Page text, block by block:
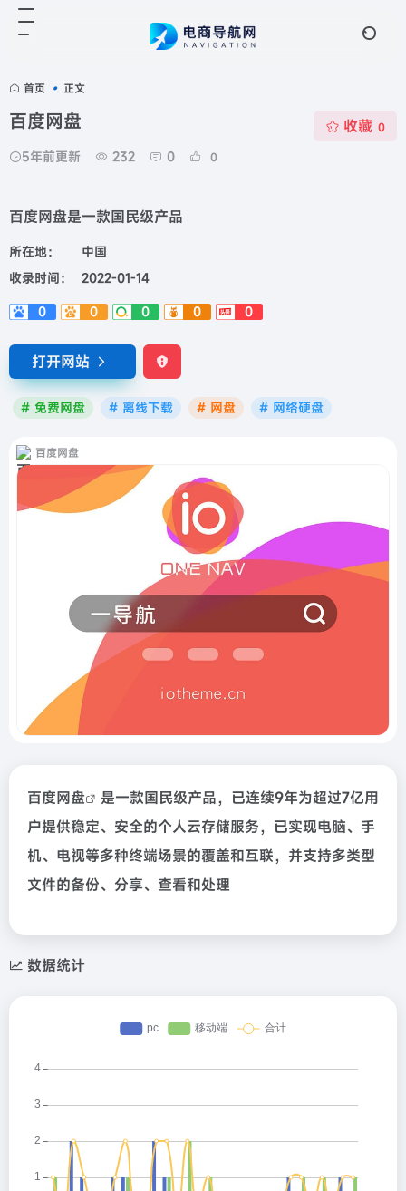
首页 • 正文
百度网盘
5年前更新 232 0 0
收藏 0
百度网盘是一款国民级产品
所在地：
中国
收录时间：
2022-01-14
0
0 0 0 0
打开网站
# 免费网盘 # 离线下载 # 网盘 # 网络硬盘
百度网盘
百度网盘
是一款国民级产品，已连续9年为超过7亿用
户提供稳定、安全的个人云存储服务，已实现电脑、手
机、电视等多种终端场景的覆盖和互联，并支持多类型
文件的备份、分享、查看和处理
数据统计